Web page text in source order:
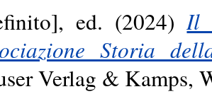
ed. (2024)Il
Storia
Verlag & Kamps,